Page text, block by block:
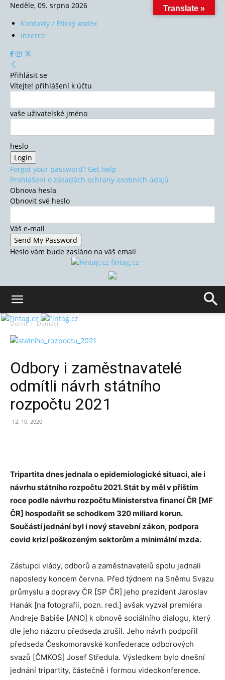
Neděle, 09. srpna 2026
Kontakty / Etický kodex
Inzerce
Přihlásit se
Vítejte! přihlášení k účtu
vaše uživatelské jméno
heslo
Forgot your password? Get help
Prohlášení o zásadách ochrany osobních údajů
Obnova hesla
Obnovit své heslo
Váš e-mail
Heslo vám bude zasláno na váš email
fintag.cz
Domů Domácí
Odbory i zaměstnavatelé
odmítli návrh státního
rozpočtu 2021
12. 10. 2020
Tripartita dnes jednala o epidemiologické situaci, ale i
návrhu státního rozpočtu 2021. Stát by měl v příštím
roce podle návrhu rozpočtu Ministerstva financí ČR [MF
ČR] hospodařit se schodkem 320 miliard korun.
Součástí jednání byl i nový stavební zákon, podpora
covid krizí poškozeným sektorům a minimální mzda.
Zástupci vlády, odborů a zaměstnavatelů spolu jednali
naposledy koncem června. Před týdnem na Sněmu Svazu
průmyslu a dopravy ČR [SP ČR] jeho prezident Jaroslav
Hanák [na fotografii, pozn. red.] avšak vyzval premiéra
Andreje Babiše [ANO] k obnově sociálního dialogu, který
dle jeho názoru předseda zrušil. Jeho návrh podpořil
předseda Českomoravské konfederace odborových
svazů [ČMKOS] Josef Středula. Výsledkem bylo dnešní
jednání tripartity, částečně i formou videokonference.
Translate »